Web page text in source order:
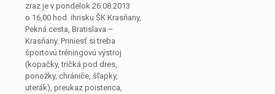
zraz je v pondelok 26.08.2013
o 16,00 hod. ihrisku ŠK Krasňany,
Pekná cesta, Bratislava –
Krasňany. Priniesť si treba
športovú tréningovú výstroj
(kopačky, tričká pod dres,
ponožky, chrániče, šľapky,
uterák), preukaz poistenca,